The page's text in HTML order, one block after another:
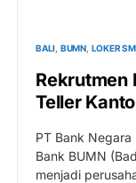
BALI BUMN LOKER
Rekrutmen
Teller
PT Bank
Bank BUMN
menjadi